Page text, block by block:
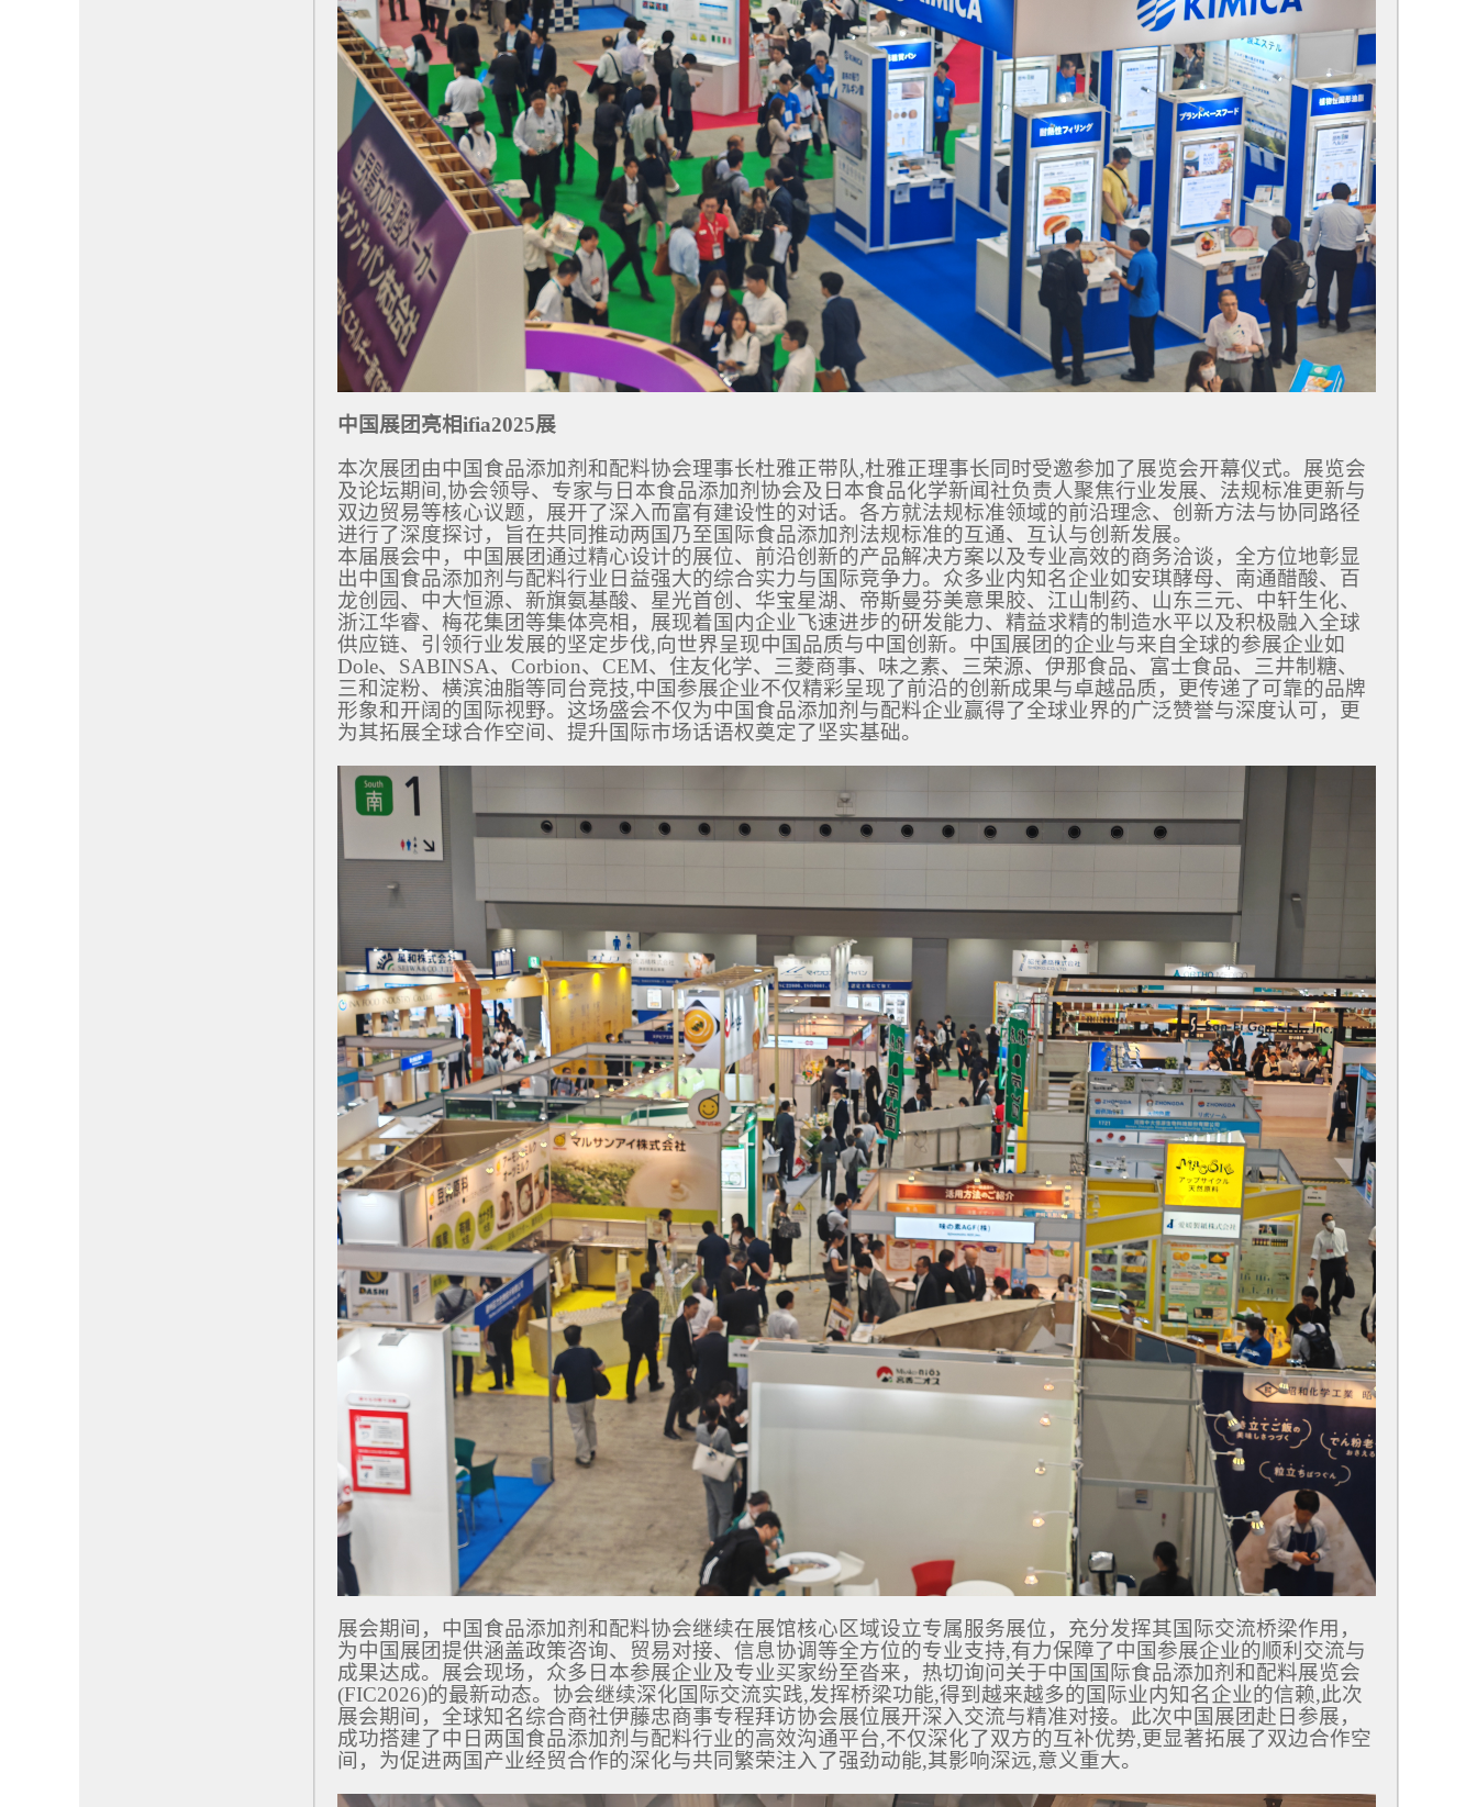
中国展团亮相ifia2025展
本次展团由中国食品添加剂和配料协会理事长杜雅正带队,杜雅正理事长同时受邀参加了展览会开幕仪式。展览会
及论坛期间,协会领导、专家与日本食品添加剂协会及日本食品化学新闻社负责人聚焦行业发展、法规标准更新与
双边贸易等核心议题，展开了深入而富有建设性的对话。各方就法规标准领域的前沿理念、创新方法与协同路径
进行了深度探讨，旨在共同推动两国乃至国际食品添加剂法规标准的互通、互认与创新发展。
本届展会中，中国展团通过精心设计的展位、前沿创新的产品解决方案以及专业高效的商务洽谈，全方位地彰显
出中国食品添加剂与配料行业日益强大的综合实力与国际竞争力。众多业内知名企业如安琪酵母、南通醋酸、百
龙创园、中大恒源、新旗氨基酸、星光首创、华宝星湖、帝斯曼芬美意果胶、江山制药、山东三元、中轩生化、
浙江华睿、梅花集团等集体亮相，展现着国内企业飞速进步的研发能力、精益求精的制造水平以及积极融入全球
供应链、引领行业发展的坚定步伐,向世界呈现中国品质与中国创新。中国展团的企业与来自全球的参展企业如
Dole、SABINSA、Corbion、CEM、住友化学、三菱商事、味之素、三荣源、伊那食品、富士食品、三井制糖、
三和淀粉、横滨油脂等同台竞技,中国参展企业不仅精彩呈现了前沿的创新成果与卓越品质，更传递了可靠的品牌
形象和开阔的国际视野。这场盛会不仅为中国食品添加剂与配料企业赢得了全球业界的广泛赞誉与深度认可，更
为其拓展全球合作空间、提升国际市场话语权奠定了坚实基础。
展会期间，中国食品添加剂和配料协会继续在展馆核心区域设立专属服务展位，充分发挥其国际交流桥梁作用，
为中国展团提供涵盖政策咨询、贸易对接、信息协调等全方位的专业支持,有力保障了中国参展企业的顺利交流与
成果达成。展会现场，众多日本参展企业及专业买家纷至沓来，热切询问关于中国国际食品添加剂和配料展览会
(FIC2026)的最新动态。协会继续深化国际交流实践,发挥桥梁功能,得到越来越多的国际业内知名企业的信赖,此次
展会期间，全球知名综合商社伊藤忠商事专程拜访协会展位展开深入交流与精准对接。此次中国展团赴日参展，
成功搭建了中日两国食品添加剂与配料行业的高效沟通平台,不仅深化了双方的互补优势,更显著拓展了双边合作空
间，为促进两国产业经贸合作的深化与共同繁荣注入了强劲动能,其影响深远,意义重大。